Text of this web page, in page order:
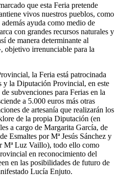
que esta Feria pretende
vivos nuestros pueblos, como
ayuda como medio de
con grandes recursos naturales y
de manera determinante al
objetivo irrenunciable para la
la Feria está patrocinada
y la Diputación Provincial, en este
subvenciones para Ferias en la
a 5.000 euros más otras
de artesanía que realizarán los
de la propia Diputación (en
a cargo de Margarita García, de
Esmaltes por Mª Jesús Sánchez y
Mª Luz Vaillo), todo ello como
en reconocimiento del
en las posibilidades de futuro de
Lucía Enjuto.